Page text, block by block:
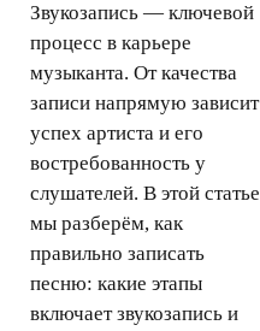
Звукозапись — ключевой
процесс в карьере
музыканта. От качества
записи напрямую зависит
успех артиста и его
востребованность у
слушателей. В этой статье
мы разберём, как
правильно записать
песню: какие этапы
включает звукозапись и